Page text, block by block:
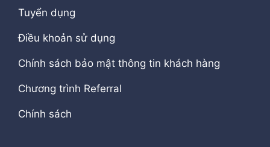
Tuyển dụng
Điều khoản sử dụng
Chính sách bảo mật thông tin khách hàng
Chương trình Referral
Chính sách